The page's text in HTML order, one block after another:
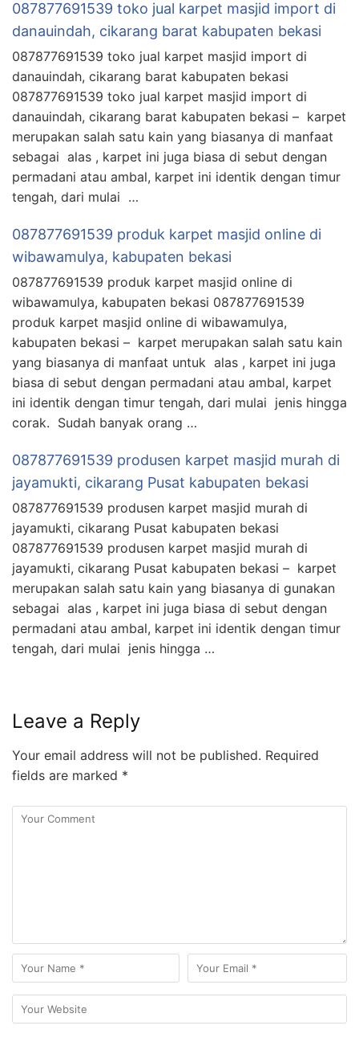
087877691539 toko jual karpet masjid import di
danauindah, cikarang barat kabupaten bekasi
087877691539 toko jual karpet masjid import di
danauindah, cikarang barat kabupaten bekasi
087877691539 toko jual karpet masjid import di
danauindah, cikarang barat kabupaten bekasi – karpet
merupakan salah satu kain yang biasanya di manfaat
sebagai alas , karpet ini juga biasa di sebut dengan
permadani atau ambal, karpet ini identik dengan timur
tengah, dari mulai …
087877691539 produk karpet masjid online di
wibawamulya, kabupaten bekasi
087877691539 produk karpet masjid online di
wibawamulya, kabupaten bekasi 087877691539
produk karpet masjid online di wibawamulya,
kabupaten bekasi – karpet merupakan salah satu kain
yang biasanya di manfaat untuk alas , karpet ini juga
biasa di sebut dengan permadani atau ambal, karpet
ini identik dengan timur tengah, dari mulai jenis hingga
corak. Sudah banyak orang …
087877691539 produsen karpet masjid murah di
jayamukti, cikarang Pusat kabupaten bekasi
087877691539 produsen karpet masjid murah di
jayamukti, cikarang Pusat kabupaten bekasi
087877691539 produsen karpet masjid murah di
jayamukti, cikarang Pusat kabupaten bekasi – karpet
merupakan salah satu kain yang biasanya di gunakan
sebagai alas , karpet ini juga biasa di sebut dengan
permadani atau ambal, karpet ini identik dengan timur
tengah, dari mulai jenis hingga …
Leave a Reply
Your email address will not be published. Required
fields are marked *